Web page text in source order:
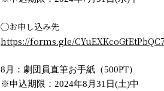
◯お申し込み先
https://forms.gle/CYuEXKcoGfEtPbQC7
8月：劇団員直筆お手紙（500PT）
※申込期限：2024年8月31日(土)中